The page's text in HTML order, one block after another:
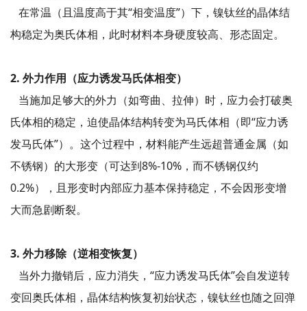
在常温（且温度高于其“相变温度”）下，镍钛丝的晶体结
构稳定为奥氏体相，此时材料本身硬度较高、形态固定。
2. 外力作用（应力诱发马氏体相变）
当施加足够大的外力（如弯曲、拉伸）时，应力会打破奥
氏体相的稳定，迫使晶体结构转变为马氏体相（即“应力诱
发马氏体”）。这个过程中，材料能产生远超普通金属（如
不锈钢）的大形变（可达到8%-10%，而不锈钢仅约
0.2%），且形变时内部应力基本保持稳定，不会因形变增
大而急剧断裂。
3. 外力移除（逆相变恢复）
当外力撤销后，应力消失，“应力诱发马氏体”会自发逆转
变回奥氏体相，晶体结构恢复初始状态，镍钛丝也随之回弹